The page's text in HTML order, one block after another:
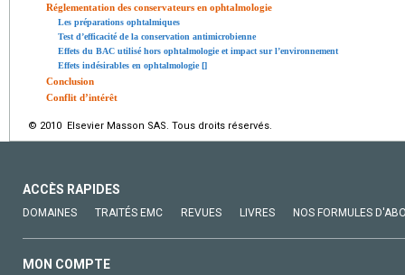
Réglementation des conservateurs en ophtalmologie
Les préparations ophtalmiques
Test d’efficacité de la conservation antimicrobienne
Effets du BAC utilisé hors ophtalmologie et impact sur l’environnement
Effets indésirables en ophtalmologie []
Conclusion
Conflit d’intérêt
© 2010 Elsevier Masson SAS. Tous droits réservés.
ACCÈS RAPIDES
DOMAINES TRAITÉS EMC REVUES LIVRES NOS FORMULES
MON COMPTE